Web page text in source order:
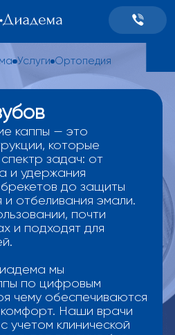
Услуги Ортопедия
каппы — это
которые
задач: от
и удержания
до защиты
и отбеливания эмали.
почти
и подходят для
мы
по цифровым
чему обеспечиваются
Наши врачи
учетом клинической